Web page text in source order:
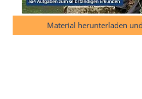
Material herunterladen